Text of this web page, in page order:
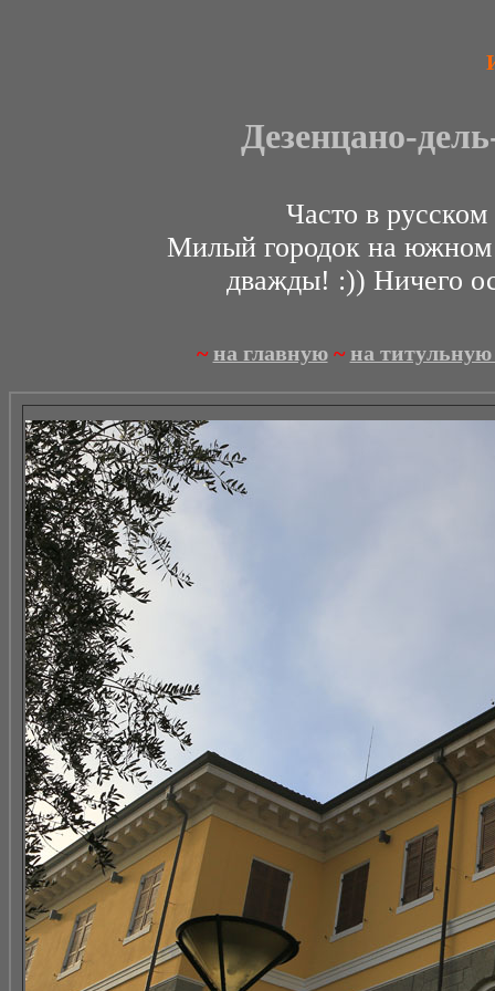
Дезенцано-
Часто в
Милый городок на южном
дважды! :)) Ничего
~ на главную ~ на